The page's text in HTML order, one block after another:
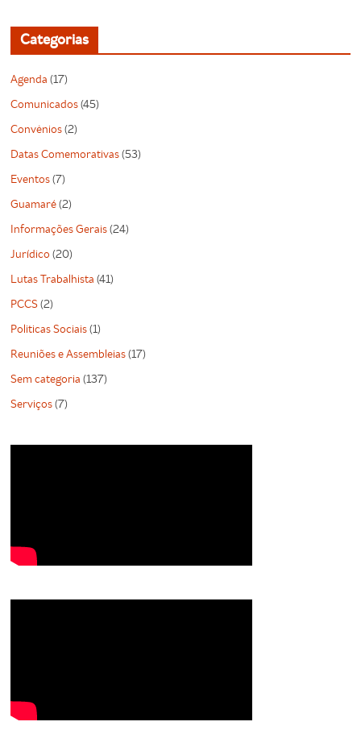
Categorias
Agenda (17)
Comunicados(45)
Convênios(2)
Datas Comemorativas(53)
Eventos(7)
Guamaré(2)
Informações Gerais(24)
Jurídico (20)
Lutas Trabalhista (41)
PCCS(2)
Politicas Sociais(1)
Reuniões e Assembleias(17)
Sem categoria (137)
Serviços(7)